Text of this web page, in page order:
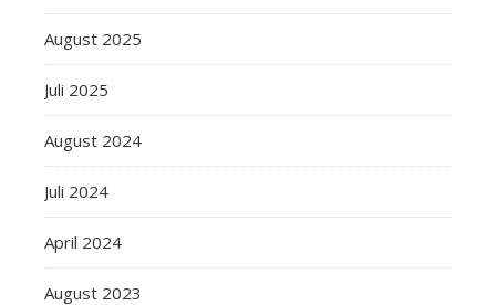
August 2025
Juli 2025
August 2024
Juli 2024
April 2024
August 2023